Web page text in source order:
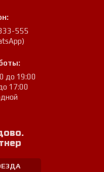
555
до 19:00
17:00